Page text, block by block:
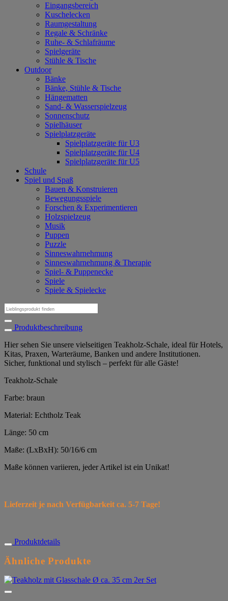
Eingangsbereich
Kuschelecken
Raumgestaltung
Regale & Schränke
Ruhe- & Schlafräume
Spielgeräte
Stühle & Tische
Outdoor
Bänke
Bänke, Stühle & Tische
Hängematten
Sand- & Wasserspielzeug
Sonnenschutz
Spielhäuser
Spielplatzgeräte
Spielplatzgeräte für U3
Spielplatzgeräte für U4
Spielplatzgeräte für U5
Schule
Spiel und Spaß
Bauen & Konstruieren
Bewegungsspiele
Forschen & Experimentieren
Holzspielzeug
Musik
Puppen
Puzzle
Sinneswahrnehmung
Sinneswahrnehmung & Therapie
Spiel- & Puppenecke
Spiele
Spiele & Spielecke
Suchen
nach:
Produktbeschreibung
Hier sehen Sie unsere vielseitigen Teakholz-Schale, ideal für Hotels,
Kitas, Praxen, Warteräume, Banken und andere Institutionen.
Sicher, funktional und stylisch – perfekt für alle Gäste!
Teakholz-Schale
Farbe: braun
Material: Echtholz Teak
Länge: 50 cm
Maße: (LxBxH): 50/16/6 cm
Maße können variieren, jeder Artikel ist ein Unikat!
Lieferzeit je nach Verfügbarkeit ca. 5-7 Tage!
Produktdetails
Ähnliche Produkte